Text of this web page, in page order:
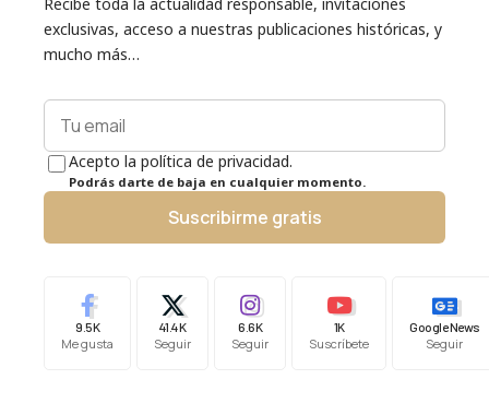
Recibe toda la actualidad responsable, invitaciones
exclusivas, acceso a nuestras publicaciones históricas, y
mucho más…
Acepto la política de privacidad.
Podrás darte de baja en cualquier momento.
Suscribirme gratis
9.5K
Me gusta
41.4K
Seguir
6.6K
Seguir
1K
Suscríbete
Google News
Seguir